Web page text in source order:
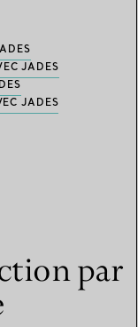
JADES
JADES
par